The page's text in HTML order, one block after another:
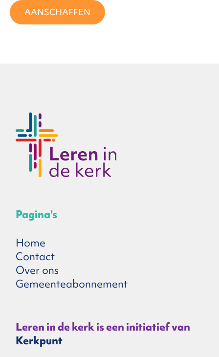
AANSCHAFFEN
Pagina's
Home
Contact
Over ons
Gemeenteabonnement
Leren in de kerk is een initiatief van
Kerkpunt